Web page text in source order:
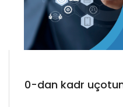
0-dan kadr